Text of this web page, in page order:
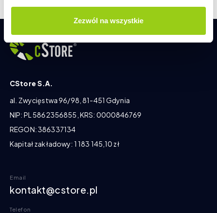
Zezwól na wszystkie
CStore S.A.
al. Zwycięstwa 96/98, 81-451 Gdynia
NIP: PL 5862356855, KRS: 0000846769
REGON: 386337134
Kapitał zakładowy: 1 183 145,10 zł
Email
kontakt@cstore.pl
Telefon